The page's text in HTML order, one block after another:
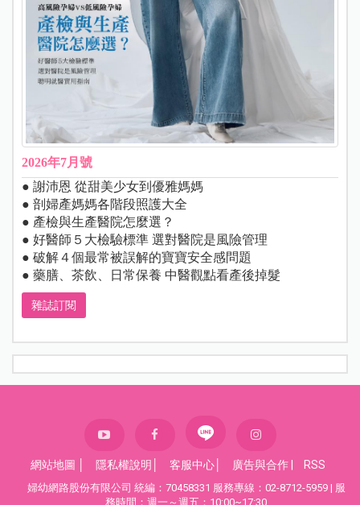
2026年7月號
● 謝沛恩 從甜美少女到優雅媽媽
● 剖婦產媽媽各階段照護大全
● 產檢與生產醫院怎麼選？
● 好醫師５大檢驗標準 選對醫院是風險管理
● 破解４個最常被誤解的寶寶安全感問題
● 藥膳、茶飲、日常保養 中醫觀點看產後掉髮
雜誌訂閱
網站地圖 隱私權說明 客服中心 廣告與合作 RSS
婦幼網路股份有限公司 統編：70458331 服務專線：02-8712-5959 | 服
務時間：週一～週五：10:00~17:30